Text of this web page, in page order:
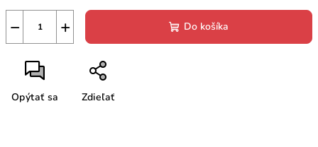
+
− Do košíka
Opýtať sa Zdieľať